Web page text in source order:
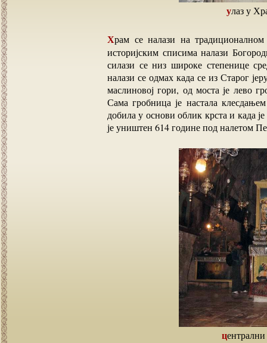
улаз у
Храм се налази на традиционалном месту, месту на коме се по веровању, предању и
историјским списима налази
силази се низ широке степенице
налази се одмах када се из Старог
маслиновој гори, од моста је лево
Сама гробница је настала
добила у основи облик крста и када
је уништен 614 године под налетом